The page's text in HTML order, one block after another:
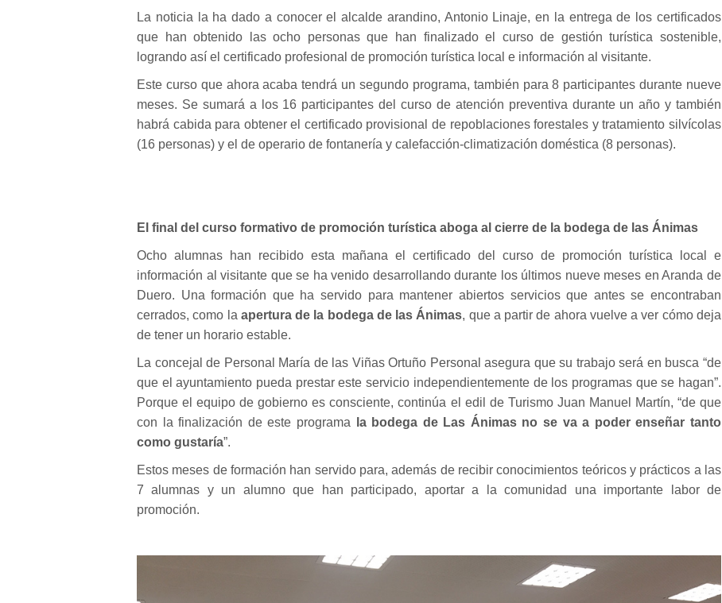
La noticia la ha dado a conocer el alcalde arandino, Antonio Linaje, en la entrega de los certificados
que han obtenido las ocho personas que han finalizado el curso de gestión turística sostenible,
logrando así el certificado profesional de promoción turística local e información al visitante.
Este curso que ahora acaba tendrá un segundo programa, también para 8 participantes durante nueve
meses. Se sumará a los 16 participantes del curso de atención preventiva durante un año y también
habrá cabida para obtener el certificado provisional de repoblaciones forestales y tratamiento silvícolas
(16 personas) y el de operario de fontanería y calefacción-climatización doméstica (8 personas).
El final del curso formativo de promoción turística aboga al cierre de la bodega de las Ánimas
Ocho alumnas han recibido esta mañana el certificado del curso de promoción turística local e
información al visitante que se ha venido desarrollando durante los últimos nueve meses en Aranda de
Duero. Una formación que ha servido para mantener abiertos servicios que antes se encontraban
cerrados, como la apertura de la bodega de las Ánimas, que a partir de ahora vuelve a ver cómo deja
de tener un horario estable.
La concejal de Personal María de las Viñas Ortuño Personal asegura que su trabajo será en busca “de
que el ayuntamiento pueda prestar este servicio independientemente de los programas que se hagan”.
Porque el equipo de gobierno es consciente, continúa el edil de Turismo Juan Manuel Martín, “de que
con la finalización de este programa
la bodega de Las Ánimas no se va a poder enseñar tanto
como gustaría”.
Estos meses de formación han servido para, además de recibir conocimientos teóricos y prácticos a las
7 alumnas y un alumno que han participado, aportar a la comunidad una importante labor de
promoción.